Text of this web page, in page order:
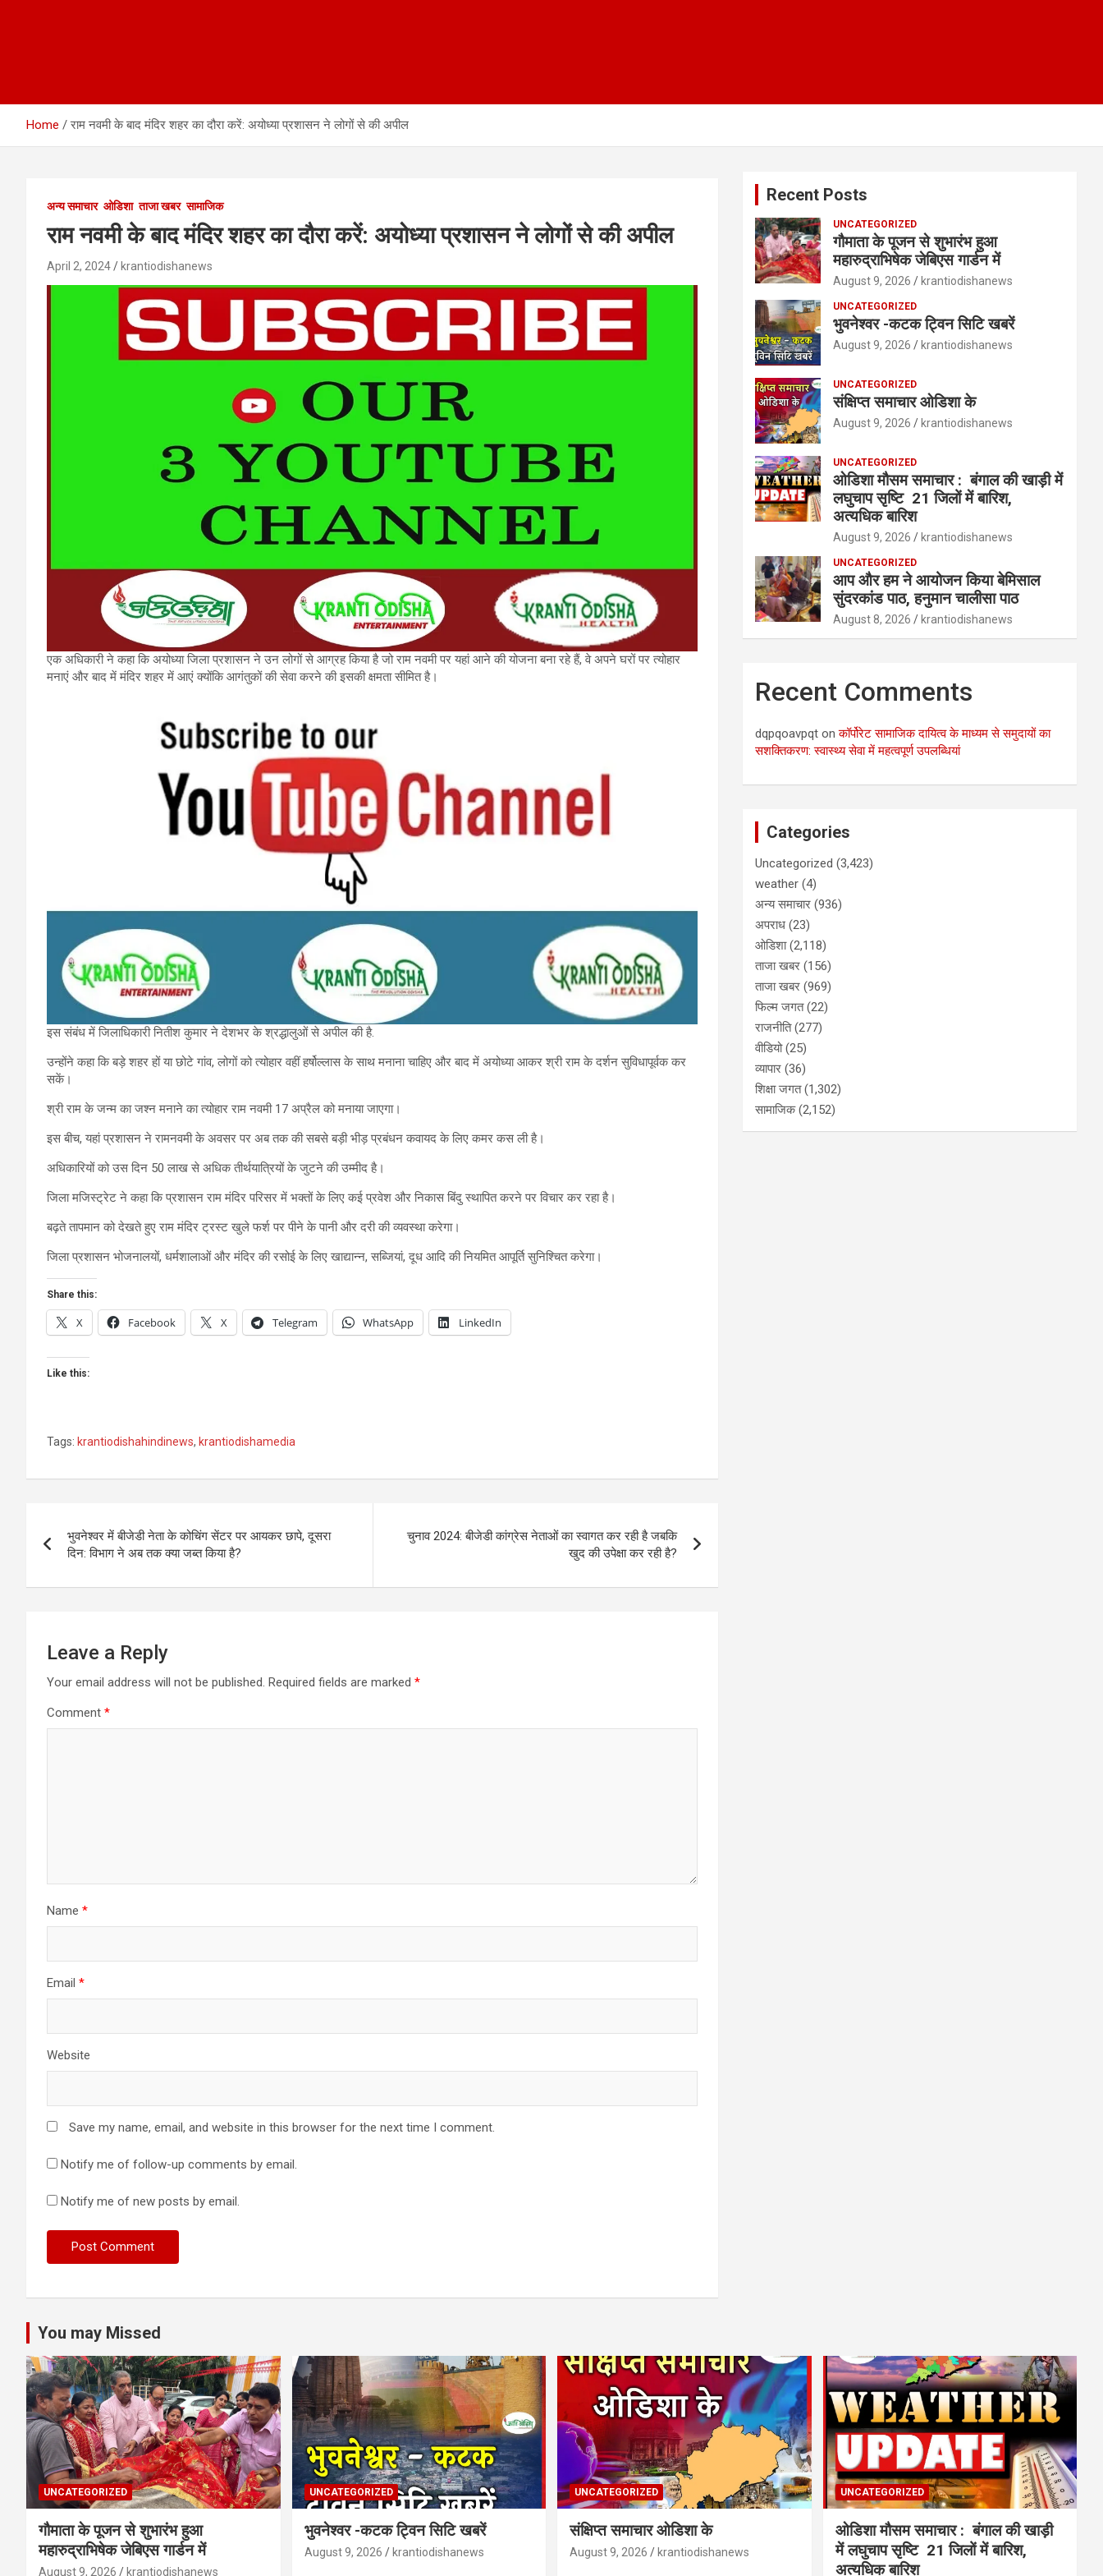
Home राम नवमी के बाद मंदिर शहर का दौरा करें: अयोध्या प्रशासन ने लोगों से की अपील
अन्य समाचार ओडिशा ताजा खबर सामाजिक
राम नवमी के बाद मंदिर शहर का दौरा करें: अयोध्या प्रशासन ने लोगों से की अपील
April 2, 2024 krantiodishanews
एक अधिकारी ने कहा कि अयोध्या जिला प्रशासन ने उन लोगों से आग्रह किया है जो राम नवमी पर यहां आने की योजना बना रहे हैं, वे अपने घरों पर त्योहार
मनाएं और बाद में मंदिर शहर में आएं क्योंकि आगंतुकों की सेवा करने की इसकी क्षमता सीमित है।
इस संबंध में जिलाधिकारी नितीश कुमार ने देशभर के श्रद्धालुओं से अपील की है.
उन्होंने कहा कि बड़े शहर हों या छोटे गांव, लोगों को त्योहार वहीं हर्षोल्लास के साथ मनाना चाहिए और बाद में अयोध्या आकर श्री राम के दर्शन सुविधापूर्वक कर
सकें।
श्री राम के जन्म का जश्न मनाने का त्योहार राम नवमी 17 अप्रैल को मनाया जाएगा।
इस बीच, यहां प्रशासन ने रामनवमी के अवसर पर अब तक की सबसे बड़ी भीड़ प्रबंधन कवायद के लिए कमर कस ली है।
अधिकारियों को उस दिन 50 लाख से अधिक तीर्थयात्रियों के जुटने की उम्मीद है।
जिला मजिस्ट्रेट ने कहा कि प्रशासन राम मंदिर परिसर में भक्तों के लिए कई प्रवेश और निकास बिंदु स्थापित करने पर विचार कर रहा है।
बढ़ते तापमान को देखते हुए राम मंदिर ट्रस्ट खुले फर्श पर पीने के पानी और दरी की व्यवस्था करेगा।
जिला प्रशासन भोजनालयों, धर्मशालाओं और मंदिर की रसोई के लिए खाद्यान्न, सब्जियां, दूध आदि की नियमित आपूर्ति सुनिश्चित करेगा।
Share this:
X Facebook X Telegram WhatsApp LinkedIn
Like this:
Tags: krantiodishahindinews, krantiodishamedia
navigation
भुवनेश्वर में बीजेडी नेता के कोचिंग सेंटर पर आयकर छापे, दूसरा
दिन: विभाग ने अब तक क्या जब्त किया है?
चुनाव 2024: बीजेडी कांग्रेस नेताओं का स्वागत कर रही है जबकि
खुद की उपेक्षा कर रही है?
Leave a Reply
Your email address will not be published. Required fields are marked *
Comment *
Name *
Email *
Website
Save my name, email, and website in this browser for the next time I comment.
Notify me of follow-up comments by email.
Notify me of new posts by email.
Recent Posts
UNCATEGORIZED
गौमाता के पूजन से शुभारंभ हुआ
महारुद्राभिषेक जेबिएस गार्डन में
August 9, 2026 krantiodishanews
UNCATEGORIZED
भुवनेश्वर -कटक ट्विन सिटि खबरें
August 9, 2026 krantiodishanews
UNCATEGORIZED
संक्षिप्त समाचार ओडिशा के
August 9, 2026 krantiodishanews
UNCATEGORIZED
ओडिशा मौसम समाचार : बंगाल की खाड़ी में
लघुचाप सृष्टि 21 जिलों में बारिश,
अत्यधिक बारिश
August 9, 2026 krantiodishanews
UNCATEGORIZED
आप और हम ने आयोजन किया बेमिसाल
सुंदरकांड पाठ, हनुमान चालीसा पाठ
August 8, 2026 krantiodishanews
Recent Comments
dqpqoavpqt onकॉर्पोरेट सामाजिक दायित्व के माध्यम से समुदायों का
सशक्तिकरण: स्वास्थ्य सेवा में महत्वपूर्ण उपलब्धियां
Categories
Uncategorized (3,423)
weather (4)
अन्य समाचार (936)
अपराध (23)
ओडिशा(2,118)
ताजा खबर (156)
ताजा खबर (969)
फिल्म जगत(22)
राजनीति(277)
वीडियो(25)
व्यापार (36)
शिक्षा जगत(1,302)
सामाजिक(2,152)
You may Missed
UNCATEGORIZED
गौमाता के पूजन से शुभारंभ हुआ
महारुद्राभिषेक जेबिएस गार्डन में
August 9, 2026 krantiodishanews
UNCATEGORIZED
भुवनेश्वर -कटक ट्विन सिटि खबरें
August 9, 2026 krantiodishanews
UNCATEGORIZED
संक्षिप्त समाचार ओडिशा के
August 9, 2026 krantiodishanews
UNCATEGORIZED
ओडिशा मौसम समाचार : बंगाल की खाड़ी
में लघुचाप सृष्टि 21 जिलों में बारिश,
अत्यधिक बारिश